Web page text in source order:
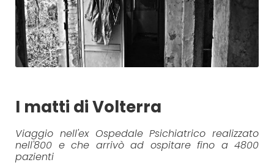
I matti di Volterra
Viaggio nell'ex Ospedale Psichiatrico realizzato
nell'800 e che arrivò ad ospitare fino a 4800
pazienti